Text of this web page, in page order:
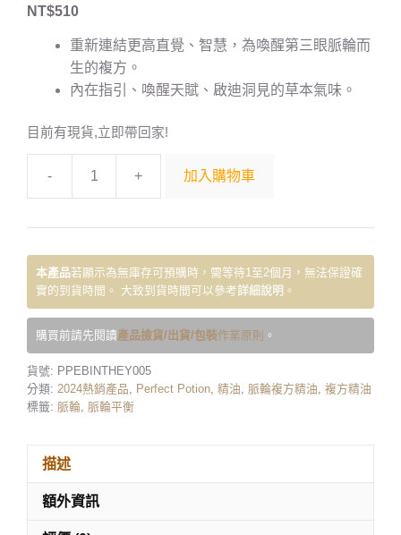
NT$510
重新連結更高直覺、智慧，為喚醒第三眼脈輪而
生的複方。
內在指引、喚醒天賦、啟迪洞見的草本氣味。
目前有現貨,立即帶回家!
- + 加入購物車
本產品若顯示為無庫存可預購時，需等待1至2個月，無法保證確
實的到貨時間。 大致到貨時間可以參考詳細說明 。
購買前請先閱讀產品撿貨/出貨/包裝作業原則 。
貨號: PPEBINTHEY005
分類: 2024熱銷產品 Perfect Potion 精油 脈輪複方精油 複方精油
標籤: 脈輪 脈輪平衡
描述
額外資訊